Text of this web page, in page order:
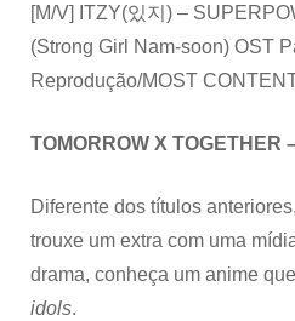
[M/V] ITZY(있지) –
(Strong Girl Nam-soon) OST
Reprodução/MOST
TOMORROW X
Diferente dos títulos
trouxe um extra com uma
drama, conheça um anime
idols.